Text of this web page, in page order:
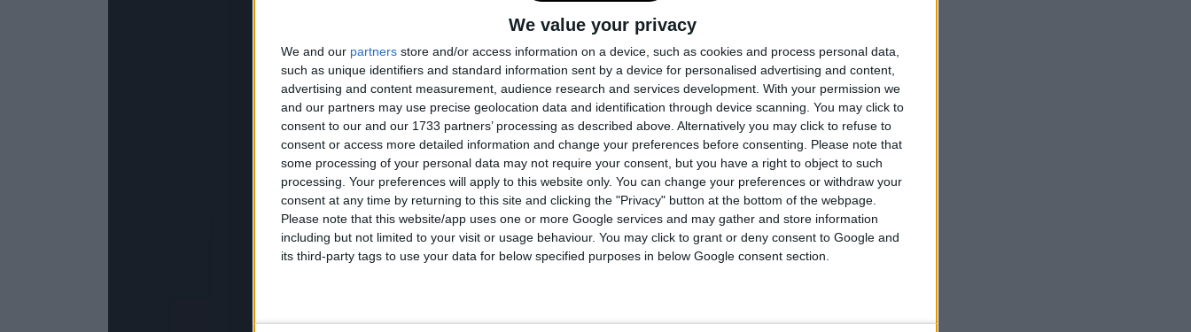
We value your privacy
We and our partners store and/or access information on a device, such as cookies and process personal data,
such as unique identifiers and standard information sent by a device for personalised advertising and content,
advertising and content measurement, audience research and services development. With your permission we
and our partners may use precise geolocation data and identification through device scanning. You may click to
consent to our and our 1733 partners’ processing as described above. Alternatively you may click to refuse to
consent or access more detailed information and change your preferences before consenting.
Please note that
some processing of your personal data may not require your consent, but you have a right to object to such
processing. Your preferences will apply to this website only. You can change your preferences or withdraw your
consent at any time by returning to this site and clicking the "Privacy" button at the bottom of the webpage.
Please note that this website/app uses one or more Google services and may gather and store information
including but not limited to your visit or usage behaviour. You may click to grant or deny consent to Google and
its third-party tags to use your data for below specified purposes in below Google consent section.